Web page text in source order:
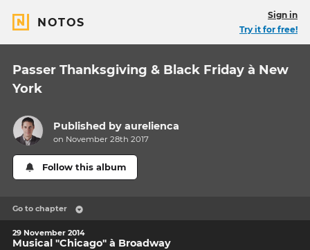
NOTOS
Sign in
Try it for free!
Passer Thanksgiving & Black Friday à New
York
Published byaurelienca
on November 28th 2017
Follow this album
Go to chapter
29 November 2014
Musical "Chicago" à Broadway